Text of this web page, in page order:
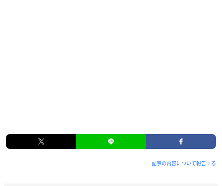
記事の内容について報告する